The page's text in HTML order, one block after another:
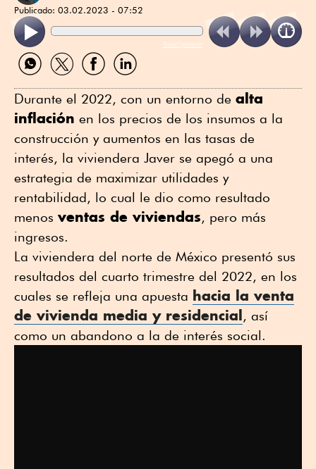
Publicado: 03.02.2023 - 07:52
ReadSpeaker
Compartir
por
Compartir
por
Compartir
por
Compartir
por
Durante el 2022, con un entorno de alta
inflación en los precios de los insumos a la
construcción y aumentos en las tasas de
interés, la viviendera Javer se apegó a una
estrategia de maximizar utilidades y
rentabilidad, lo cual le dio como resultado
menos ventas de viviendas, pero más
ingresos.
La viviendera del norte de México presentó sus
resultados del cuarto trimestre del 2022, en los
cuales se refleja una apuesta hacia la venta
de vivienda media y residencial, así
como un abandono a la de interés social.